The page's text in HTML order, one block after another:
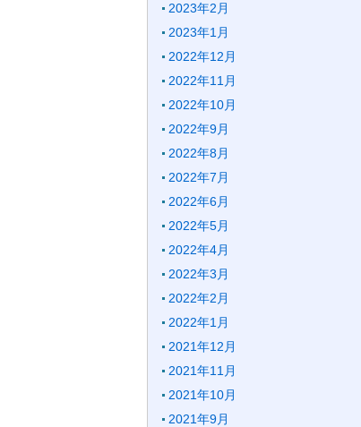
2023年2月
2023年1月
2022年12月
2022年11月
2022年10月
2022年9月
2022年8月
2022年7月
2022年6月
2022年5月
2022年4月
2022年3月
2022年2月
2022年1月
2021年12月
2021年11月
2021年10月
2021年9月